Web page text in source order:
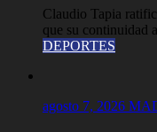
Claudio Tapia
que su continuidad
DEPORTES
agosto 7, 2026